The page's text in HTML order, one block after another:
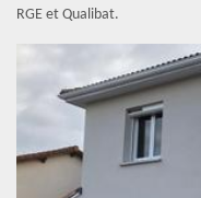
RGE et Qualibat.